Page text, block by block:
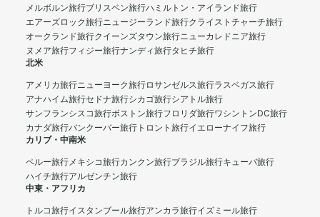
メルボルン旅行ブリスベン旅行ハミルトン・アイランド旅行
エアーズロック旅行ニュージーランド旅行クライストチャーチ旅行
オークランド旅行クイーンズタウン旅行ニューカレドニア旅行
ヌメア旅行フィジー旅行ナンディ旅行タヒチ旅行
北米
アメリカ旅行ニューヨーク旅行ロサンゼルス旅行ラスベガス旅行
アナハイム旅行セドナ旅行シカゴ旅行シアトル旅行
サンフランシスコ旅行ボストン旅行フロリダ旅行ワシントンDC旅行
カナダ旅行バンクーバー旅行 トロント旅行イエローナイフ旅行
カリブ・中南米
ペルー旅行メキシコ旅行カンクン旅行ブラジル旅行キューバ旅行
ハイチ旅行アルゼンチン旅行
中東・アフリカ
トルコ旅行イスタンブール旅行アンカラ旅行イズミール旅行